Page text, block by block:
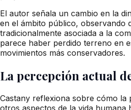
El autor señala un cambio en la
en el ámbito público, observando
tradicionalmente asociada a la
parece haber perdido terreno en
movimientos más conservadores.
La percepción actual
Castany reflexiona sobre cómo la